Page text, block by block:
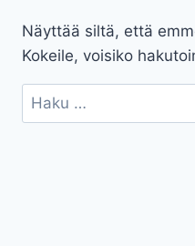
Näyttää siltä, että
Kokeile, voisiko
Haku: